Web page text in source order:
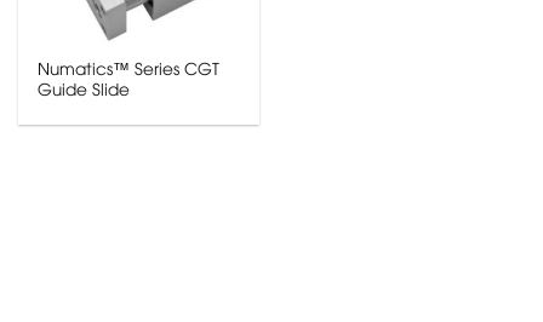
Numatics™ Series CGT
Guide Slide